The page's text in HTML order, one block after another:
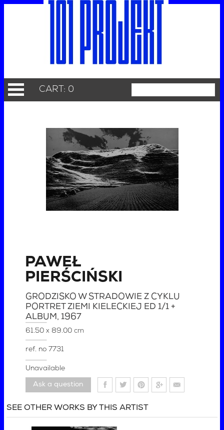
CART: 0
PAWEŁ
PIERŚCIŃSKI
GRODZISKO W STRADOWIE Z CYKLU
PORTRET ZIEMI KIELECKIEJ ED 1/1 +
ALBUM , 1967
61.50 x 89.00 cm
ref. no7731
Unavailable
Ask a question
SEE OTHER WORKS BY THIS ARTIST